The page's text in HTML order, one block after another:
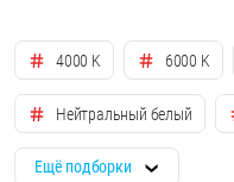
4000 K 6000 K
Нейтральный белый
Ещё подборки